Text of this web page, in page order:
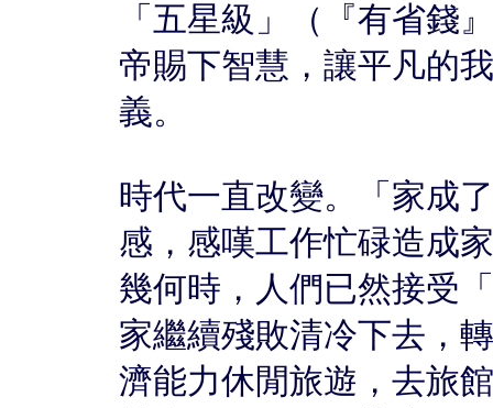
「五星級」（『有省錢
帝賜下智慧，讓平凡的
義。
時代一直改變。「家成
感，感嘆工作忙碌造成
幾何時，人們已然接受
家繼續殘敗清冷下去，
濟能力休閒旅遊，去旅